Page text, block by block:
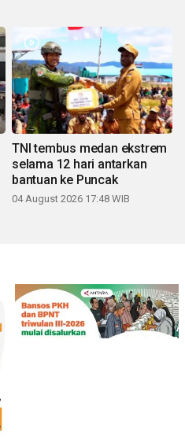
TNI tembus medan ekstrem
selama 12 hari antarkan
bantuan ke Puncak
04 August 2026 17:48 WIB